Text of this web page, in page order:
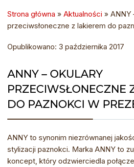
Strona główna » Aktualności » ANNY
przeciwsłoneczne z lakierem do
Opublikowano: 3 października 2017
ANNY – OKULARY
PRZECIWSŁONECZNE
DO PAZNOKCI W
ANNY to synonim niezrównanej
stylizacji paznokci. Marka ANNY to
koncept, który odzwierciedla